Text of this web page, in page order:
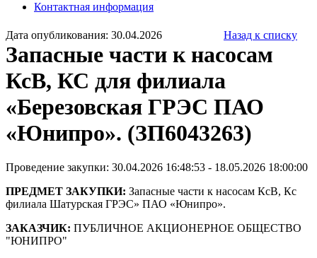
Контактная информация
Дата опубликования: 30.04.2026 Назад к списку
Запасные части к насосам
КсВ, КС для филиала
«Березовская ГРЭС ПАО
«Юнипро». (ЗП6043263)
Проведение закупки: 30.04.2026 16:48:53 - 18.05.2026 18:00:00
ПРЕДМЕТ ЗАКУПКИ: Запасные части к насосам КсВ, Кс
филиала Шатурская ГРЭС» ПАО «Юнипро».
ЗАКАЗЧИК: ПУБЛИЧНОЕ АКЦИОНЕРНОЕ ОБЩЕСТВО
"ЮНИПРО"